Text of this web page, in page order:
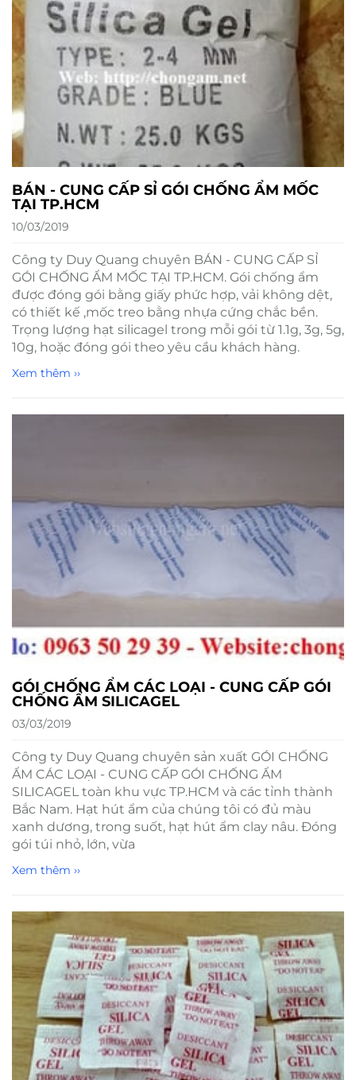
BÁN - CUNG CẤP SỈ GÓI CHỐNG ẨM MỐC
TẠI TP.HCM
10/03/2019
Công ty Duy Quang chuyên BÁN - CUNG CẤP SỈ
GÓI CHỐNG ẨM MỐC TẠI TP.HCM. Gói chống ẩm
được đóng gói bằng giấy phức hợp, vải không dệt,
có thiết kế ,mốc treo bằng nhựa cứng chắc bền.
Trọng lượng hạt silicagel trong mỗi gói từ 1.1g, 3g, 5g,
10g, hoặc đóng gói theo yêu cầu khách hàng.
Xem thêm ››
GÓI CHỐNG ẨM CÁC LOẠI - CUNG CẤP GÓI
CHỐNG ẨM SILICAGEL
03/03/2019
Công ty Duy Quang chuyên sản xuất GÓI CHỐNG
ẨM CÁC LOẠI - CUNG CẤP GÓI CHỐNG ẨM
SILICAGEL toàn khu vực TP.HCM và các tỉnh thành
Bắc Nam. Hạt hút ẩm của chúng tôi có đủ màu
xanh dương, trong suốt, hạt hút ẩm clay nâu. Đóng
gói túi nhỏ, lớn, vừa
Xem thêm ››